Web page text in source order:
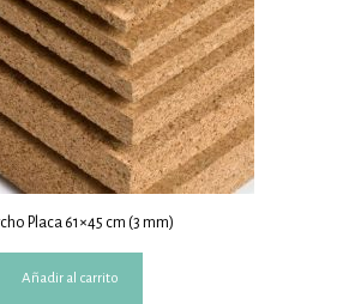
Placa 61×45 cm (3 mm)
Añadir al carrito